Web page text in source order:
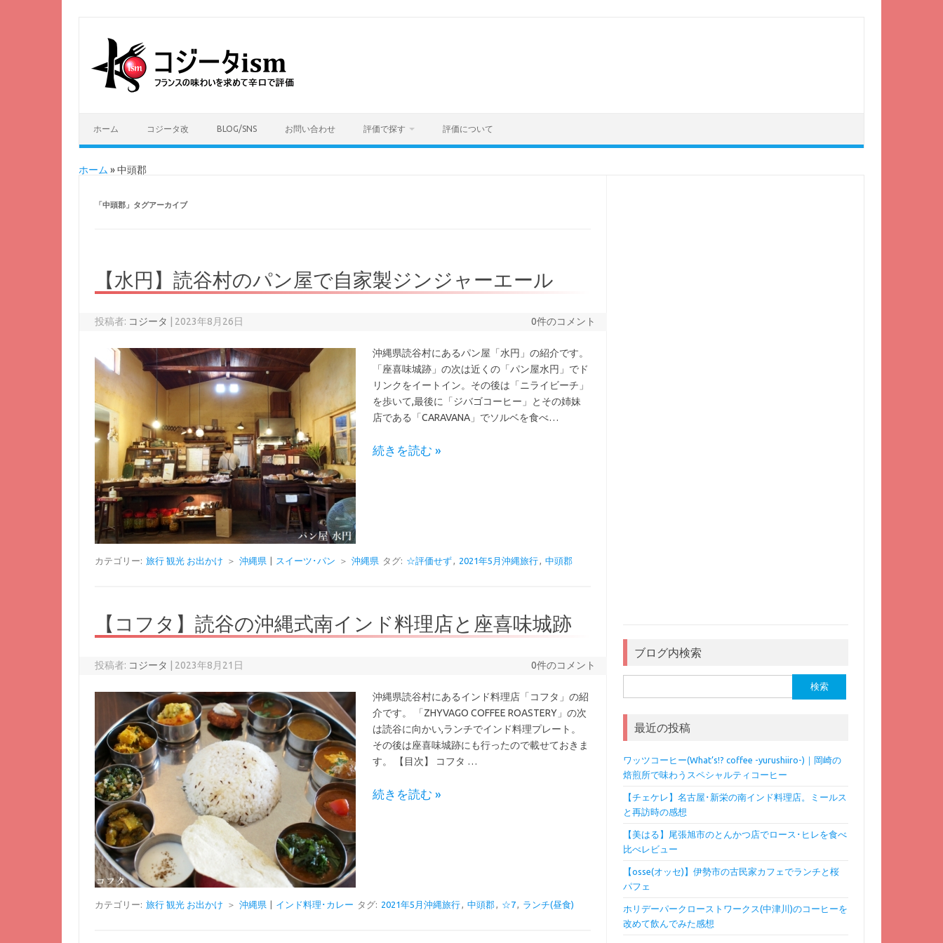
ホーム コジータ改 BLOG/SNS お問い合わせ 評価で探す 評価について
ホーム »中頭郡
「中頭郡 」タグアーカイブ
【水円】読谷村のパン屋で自家製ジンジャーエール
投稿者: コジータ 2023年8月26日 0件のコメント
沖縄県読谷村にあるパン屋「水円」の紹介です。
「座喜味城跡」の次は近くの「パン屋水円」でド
リンクをイートイン。その後は「ニライビーチ」
を歩いて,最後に「ジバゴコーヒー」とその姉妹
店である「CARAVANA」でソルベを食べ…
続きを読む »
カテゴリー: 旅行 観光 お出かけ ＞ 沖縄県 スイーツ･パン ＞ 沖縄県 タグ: ☆評価せず, 2021年5月沖縄旅行, 中頭郡
【コフタ】読谷の沖縄式南インド料理店と座喜味城跡
投稿者: コジータ 2023年8月21日 0件のコメント
沖縄県読谷村にあるインド料理店「コフタ」の紹
介です。 「ZHYVAGO COFFEE ROASTERY」の次
は読谷に向かい,ランチでインド料理プレート。
その後は座喜味城跡にも行ったので載せておきま
す。 【目次】 コフタ …
続きを読む »
カテゴリー: 旅行 観光 お出かけ ＞ 沖縄県 インド料理･カレー タグ: 2021年5月沖縄旅行, 中頭郡, ☆7, ランチ(昼食)
ブログ内検索
索:
最近の投稿
ワッツコーヒー(What’s!? coffee -yurushiiro-)｜岡崎の
焙煎所で味わうスペシャルティコーヒー
【チェケレ】名古屋･新栄の南インド料理店。ミールス
と再訪時の感想
【美はる】尾張旭市のとんかつ店でロース･ヒレを食べ
比べレビュー
【osse(オッセ)】伊勢市の古民家カフェでランチと桜
パフェ
ホリデーパークローストワークス(中津川)のコーヒーを
改めて飲んでみた感想